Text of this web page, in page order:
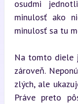
osudmi
minulosť ako
minulosť sa tu
Na tomto diele
zároveň.
zlých, ale
Práve preto